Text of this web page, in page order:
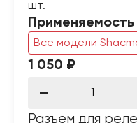
шт.
Применяемость
Все модели
1 050 ₽
Разъем для